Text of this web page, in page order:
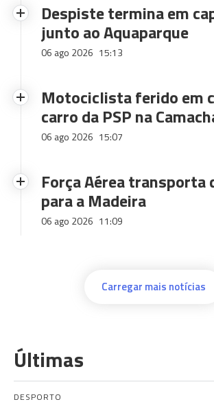
Despiste termina em
junto ao Aquaparque
06 ago 2026 15:13
Motociclista ferido em
carro da PSP na
06 ago 2026 15:07
Força Aérea transporta
para a Madeira
06 ago 2026 11:09
Carregar mais notícias
Últimas
DESPORTO